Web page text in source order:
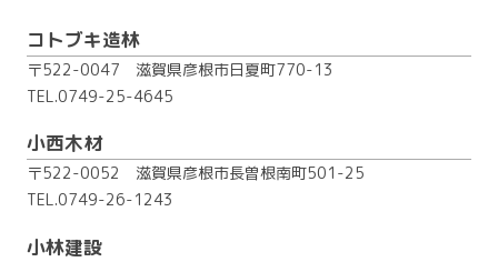
コトブキ造林
〒522-0047 滋賀県彦根市日夏町770-13
TEL.0749-25-4645
小西木材
〒522-0052 滋賀県彦根市長曽根南町501-25
TEL.0749-26-1243
小林建設